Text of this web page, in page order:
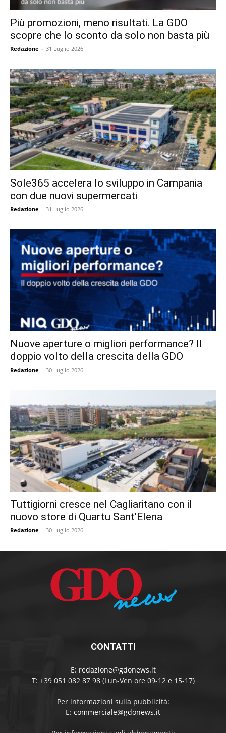
Più promozioni, meno risultati. La GDO
scopre che lo sconto da solo non basta più
Redazione - 31 Luglio 2026
Sole365 accelera lo sviluppo in Campania
con due nuovi supermercati
Redazione - 31 Luglio 2026
Nuove aperture o migliori performance? Il
doppio volto della crescita della GDO
Redazione - 30 Luglio 2026
Tuttigiorni cresce nel Cagliaritano con il
nuovo store di Quartu Sant’Elena
Redazione - 30 Luglio 2026
CONTATTI
E: redazione@gdonews.it
T: +39 051 082 87 98 (Lun-Ven ore 09-12 e 15-17)
Per informazioni sulla pubblicità:
E: commerciale@gdonews.it